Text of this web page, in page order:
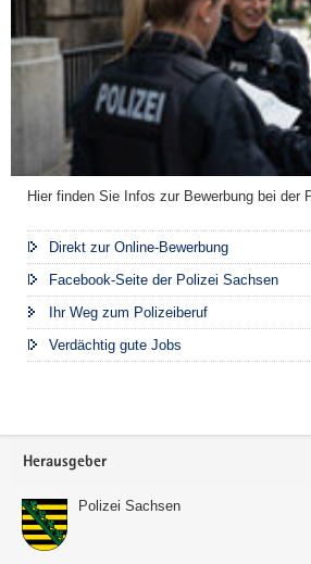
Hier finden Sie Infos zur Bewerbung bei der
Direkt zur Online-Bewerbung
Facebook-Seite der Polizei Sachsen
Ihr Weg zum Polizeiberuf
Verdächtig gute Jobs
Footer-
Herausgeber
Polizei Sachsen